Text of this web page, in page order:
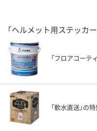
「ヘルメット用ステッカ
「フロアコーテ
「軟水直送」の